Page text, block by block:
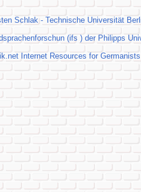
Schlak - Technische Universität
(ifs ) der Philipps
Internet Resources for Germanists